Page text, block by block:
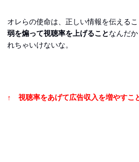
オレらの使命は、正しい情報を伝える
弱を煽って視聴率を上げることなんだ
れちゃいけないな。
↑ 視聴率をあげて広告収入を増やすこ